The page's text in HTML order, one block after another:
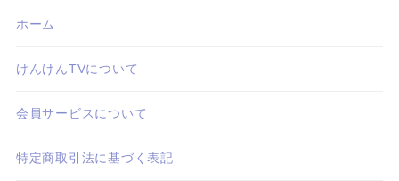
ホーム
けんけんTVについて
会員サービスについて
特定商取引法に基づく表記